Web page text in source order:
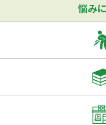
悩み